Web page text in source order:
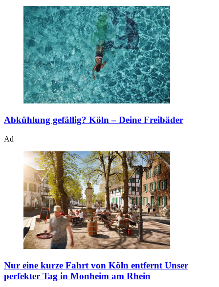
Abkühlung gefällig? Köln – Deine Freibäder
Ad
Nur eine kurze Fahrt von Köln entfernt Unser
perfekter Tag in Monheim am Rhein